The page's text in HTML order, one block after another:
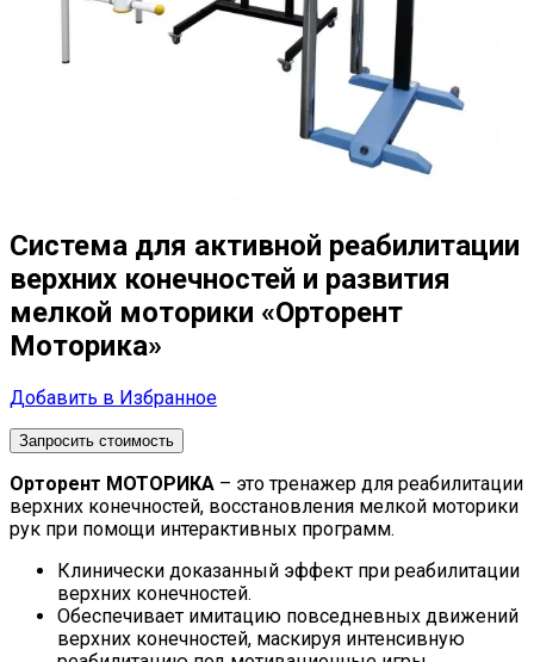
Система для активной реабилитации
верхних конечностей и развития
мелкой моторики «Орторент
Моторика»
Добавить в Избранное
Запросить стоимость
Орторент МОТОРИКА – это тренажер для реабилитации
верхних конечностей, восстановления мелкой моторики
рук при помощи интерактивных программ.
Клинически доказанный эффект при реабилитации
верхних конечностей.
Обеспечивает имитацию повседневных движений
верхних конечностей, маскируя интенсивную